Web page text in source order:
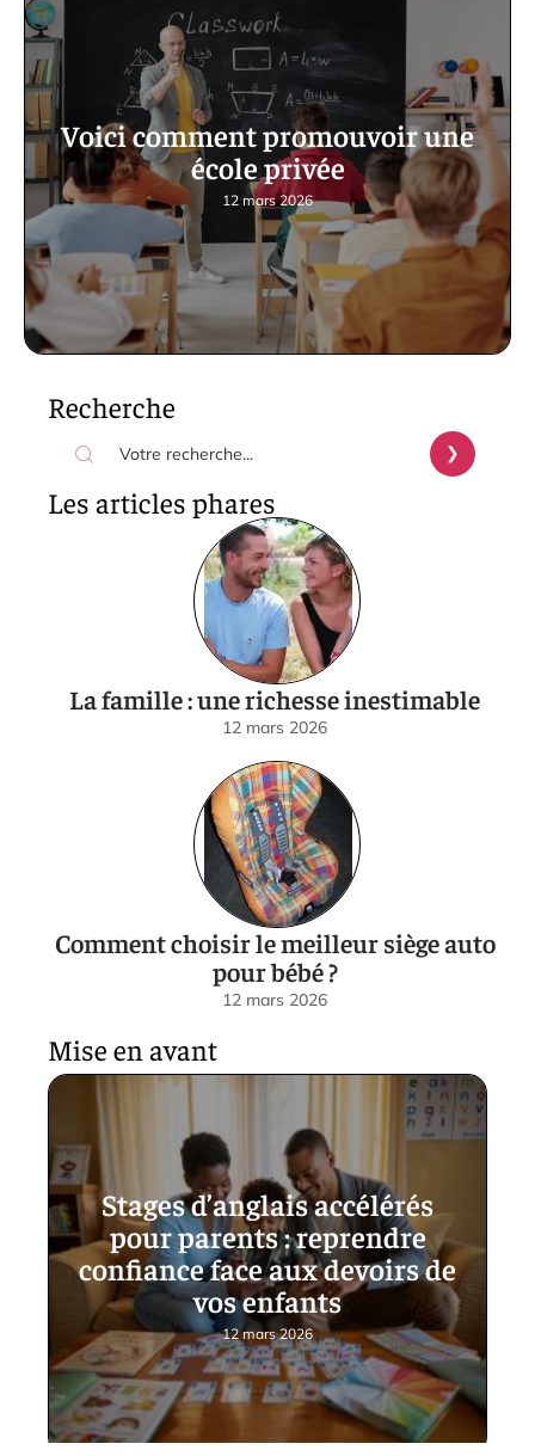
Voici comment promouvoir une
école privée
12 mars 2026
Recherche
Les articles phares
La famille : une richesse inestimable
12 mars 2026
Comment choisir le meilleur siège auto
pour bébé ?
12 mars 2026
Mise en avant
Stages d’anglais accélérés
pour parents : reprendre
confiance face aux devoirs de
vos enfants
12 mars 2026